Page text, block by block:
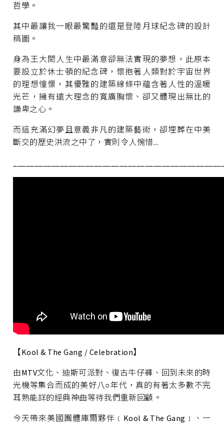
哲學。
其中最讓我一眼最驚豔的還是登陸月球紀念碑的設計
稿圖。
身為王大閎人生中最滿意卻無法實現的夢想，此原本
要設立於休士頓的紀念碑，懷抱著人類對於宇宙世界
的理想憧憬，其優雅的建築線條中蘊含著人性的溫暖
光芒，擁有遠大理念的寬廣胸懷、卻又體現出無比的
謙卑之心。
而這充滿幻夢且意義非凡的建築藝術，卻埋葬在中美
斷交的歷史洪流之中了，實則令人惋惜...
【Kool & The Gang / Celebration】
由MTV文化、迪斯可派對、復古牛仔褲、回到未來的時
光機等集合而成的美好八○年代，真的有著太多數不完
耳熟能詳的經典神曲等待我們重新回顧。
今天帶來美國團體庫爾夥伴﹝Kool & The Gang﹞、一